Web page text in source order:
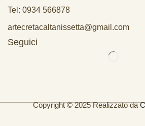
Tel: 0934 566878
artecretacaltanissetta@gmail.com
Seguici
Copyright © 2025 Realizzato da